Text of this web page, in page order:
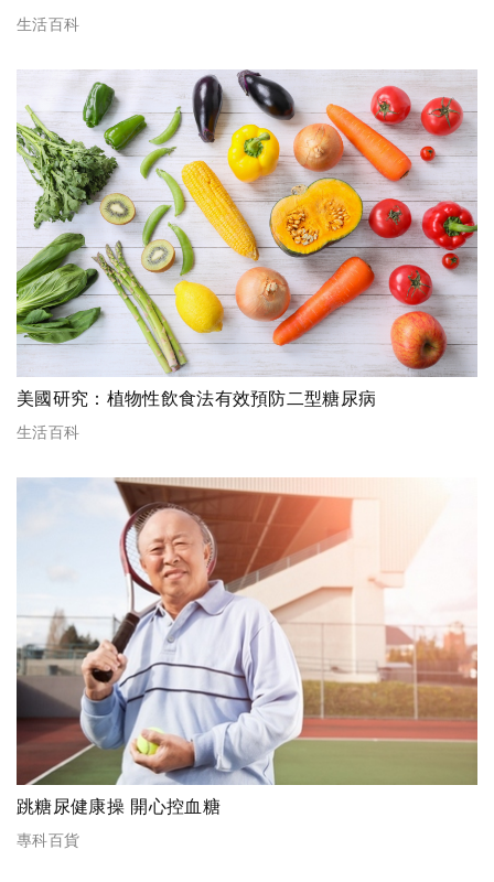
生活百科
美國研究：植物性飲食法有效預防二型糖尿病
生活百科
跳糖尿健康操 開心控血糖
專科百貨